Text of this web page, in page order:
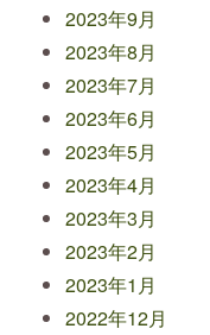
2023年9月
2023年8月
2023年7月
2023年6月
2023年5月
2023年4月
2023年3月
2023年2月
2023年1月
2022年12月